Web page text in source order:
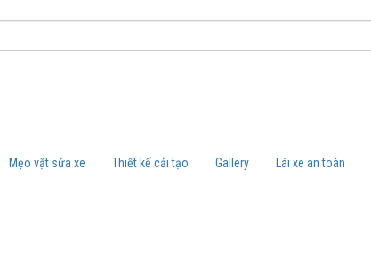
Mẹo vặt sửa xe Thiết kế cải tạo Gallery Lái xe an toàn